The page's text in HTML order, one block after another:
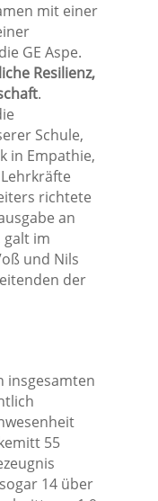
mit einer
GE Aspe.
Resilienz,
.
Schule,
in Empathie,
richtete
an
galt im
und Nils
der
insgesamten
55
14 über